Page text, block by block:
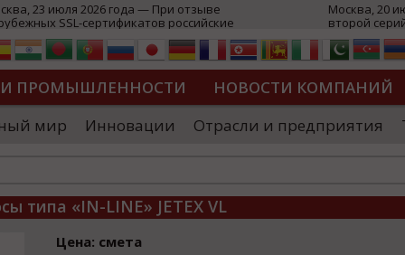
23 июля 2026 года — При отзыве
SSL-сертификатов российские
могут некорректно открываться в
браузерах (Google Chrome,
Edge и др.), а соединение с сервисами
ресурсы уже сообщили о
недоступности и ошибках при
из-за отзывов сертификатов
удостоверяющими центрами.
Москва, 20
второй
аппаратов,
масштабной
интернет с
из
«Экономика
проводятся
ПРОМЫШЛЕННОСТИ НОВОСТИ КОМПАНИЙ
ДИПЛОМЫ
мир Инновации Отрасли и предприятия
типа «IN-LINE» JETEX VL
Цена: смета